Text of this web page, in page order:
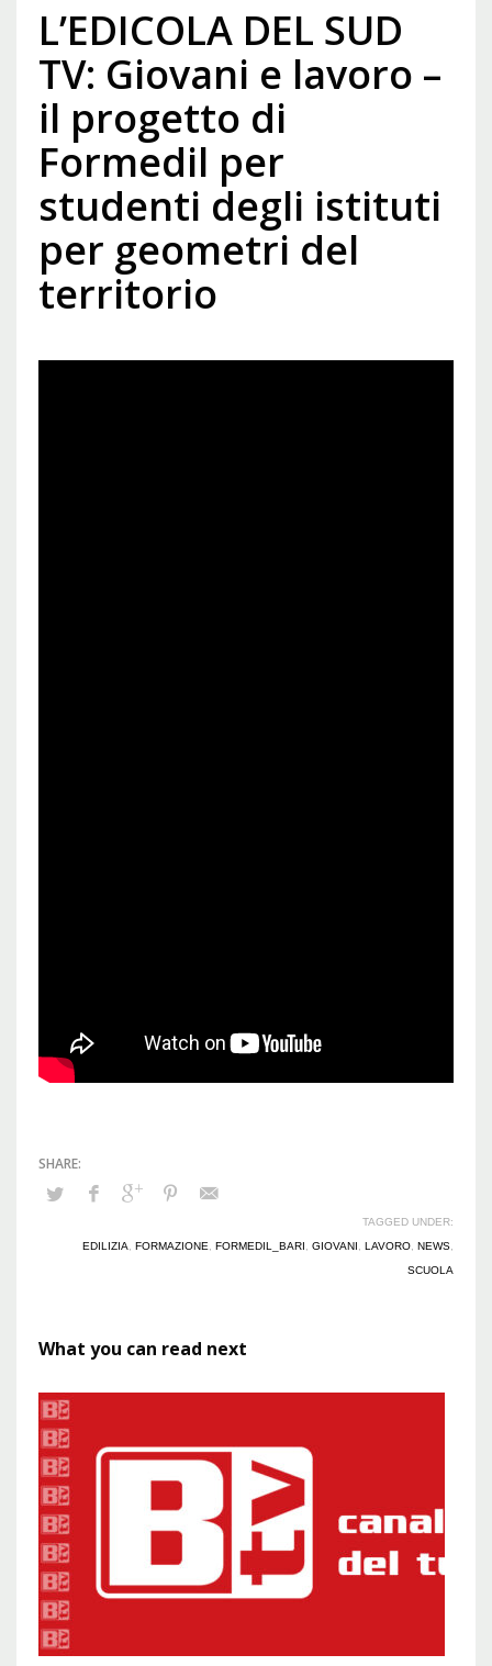
L’EDICOLA DEL SUD
TV: Giovani e lavoro –
il progetto di
Formedil per
studenti degli istituti
per geometri del
territorio
TAGGED UNDER:
EDILIZIA
FORMAZIONE FORMEDIL_BARI GIOVANI LAVORO NEWS
SCUOLA
What you can read next